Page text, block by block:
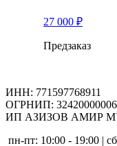
27 000 ₽
Предзаказ
ИНН: 771597768911
ОГРНИП:
ИП АЗИЗОВ АМИР
пн-пт: 10:00 - 19:00 |